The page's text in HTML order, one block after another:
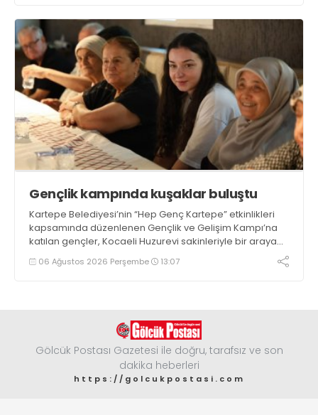
Gençlik kampında kuşaklar buluştu
Kartepe Belediyesi’nin “Hep Genç Kartepe” etkinlikleri
kapsamında düzenlenen Gençlik ve Gelişim Kampı’na
katılan gençler, Kocaeli Huzurevi sakinleriyle bir araya
geldi06 Ağustos 2026 Perşembe 13:07
Gölcük Postası Gazetesi ile doğru, tarafsız ve son
dakika heberleri
https://golcukpostasi.com